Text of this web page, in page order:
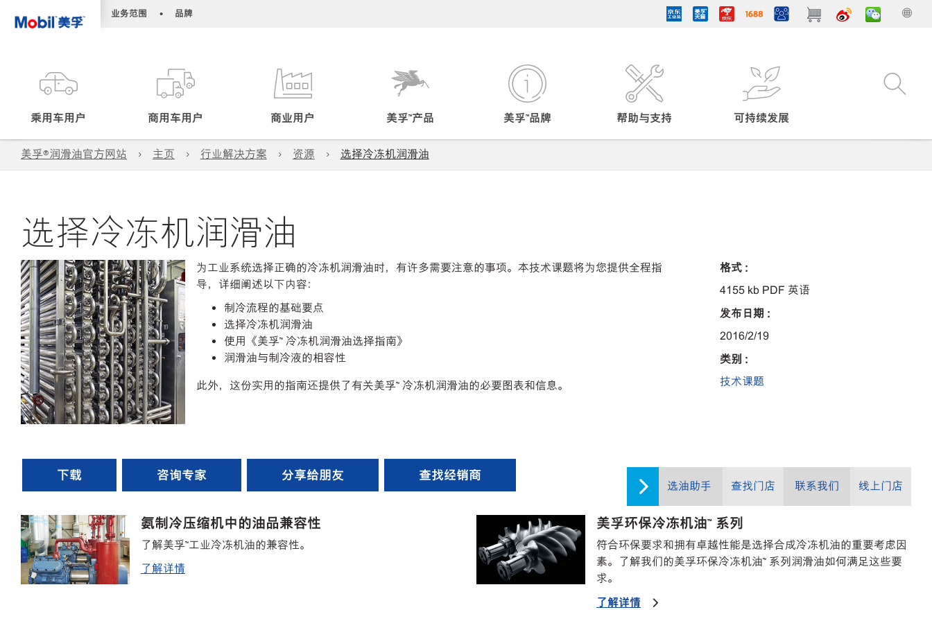
业务范围 • 品牌
乘用车用户 商用车用户 商业用户 美孚™产品 美孚™品牌 帮助与支持 可持续发展
美孚®润滑油官方网站 主页 行业解决方案 资源 选择冷冻机润滑油
选油助手 查找门店 联系我们 线上门店
选择冷冻机润滑油
为工业系统选择正确的冷冻机润滑油时，有许多需要注意的事项。本技术课题将为您提供全程指
导，详细阐述以下内容：
制冷流程的基础要点
选择冷冻机润滑油
使用《美孚™ 冷冻机润滑油选择指南》
润滑油与制冷液的相容性
此外，这份实用的指南还提供了有关美孚™ 冷冻机润滑油的必要图表和信息。
格式 :
4155 kb PDF 英语
发布日期 :
2016/2/19
类别 :
技术课题
下载 咨询专家 分享给朋友 查找经销商
氨制冷压缩机中的油品兼容性
了解美孚™工业冷冻机油的兼容性。
了解详情
美孚环保冷冻机油™ 系列
符合环保要求和拥有卓越性能是选择合成冷冻机油的重要考虑因
素。了解我们的美孚环保冷冻机油™ 系列润滑油如何满足这些要
求。
了解详情